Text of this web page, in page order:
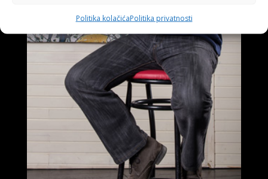
Politika kolačićaPolitika privatnosti